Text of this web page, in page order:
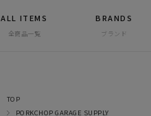
ALL ITEMS
全商品一覧
BRANDS
ブランド
TOP
PORKCHOP GARAGE SUPPLY